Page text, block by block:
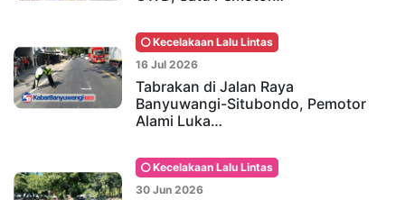
Kecelakaan Lalu Lintas
16 Jul 2026
Tabrakan di Jalan Raya
Banyuwangi-Situbondo, Pemotor
Alami Luka…
Kecelakaan Lalu Lintas
30 Jun 2026